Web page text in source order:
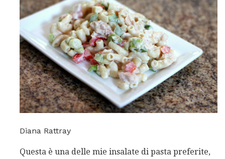
Diana Rattray
Questa è una delle mie insalate di pasta preferite,